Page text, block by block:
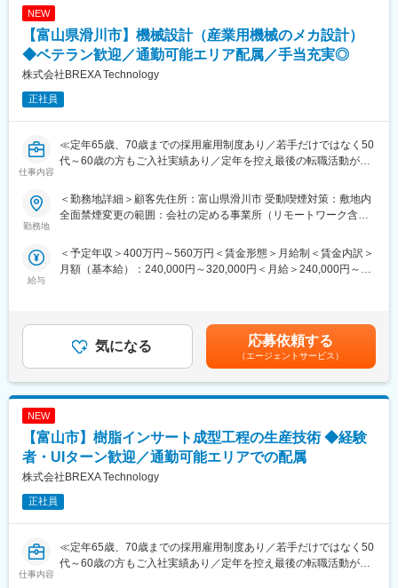
■月残業20時間程度：
当社から配属の企業様については残業が多くなる企業様が少な
く、特別な取り組みをすることなく過度な残業が発生をしない状
況となっています。
また過度な残業は発生の場合は、案件担当の営業から法人顧客に
対して、残業改善の是正対応も行っています。
■スキルUPで給与もUP：
スキルを上げてより難易度の高いプロジェクトへ配属をされる事
エンジニアにとっては非常分かり易い制度です。
■当社だからこそ実現できるエンジニアとしての未来がある：
＜お取引社数3,900社＞
同業他社と比較をしても圧倒的なお取引社数を誇る当社。
当社独占のプロジェクトも多数あり、当社だからこそ挑戦できる
仕事があります。
同業他社では希望する仕事があっても、会社の都合で挑戦できな
いという事も転職理由の1つです。
す。
エンジニアの遣り甲斐を大切にする当社だからこその取り組みで
■月残業20時間程度：
また過度な残業は発生の場合は、案件担当の営業から法人顧客に
対して、残業改善の是正対応も行っています。
■スキルUPで給与もUP：
スキルを上げてより難易度の高いプロジェクトへ配属をされる事
定性的な評価のみではなく、スキルを磨くことが給与UPに繋がる
エンジニアにとっては非常分かり易い制度です。
変更の範囲：会社の定める業務
NEW
【富山県滑川市】機械設計（産業用機械のメカ設計）
◆ベテラン歓迎／通勤可能エリア配属／手当充実◎
株式会社BREXA Technology
正社員
仕事内容
≪定年65歳、70歳までの採用雇用制度あり／若手だけではなく50
代～60歳の方もご入社実績あり／定年を控え最後の転職活動がし
方歓迎≫
ていただきます。
自動化装置の構造設計、部品選定、レイアウト設計
3DCAD（SolidWorks等）を用いた設計業務
◇AMR（自律移動ロボット）などの移動装置の設計
モーター・センサー・駆動系の構成設計
安全性・耐久性・省スペース化を考慮した設計提案
高圧水を利用した独自技術を活かした装置設計
◇顧客ニーズに応じたカスタマイズ設計
営業・製造部門との連携による仕様調整・技術支援
顧客との打ち合わせへの同行
試作・テスト・改善提案
上記業務の中で本人の経験や適性を鑑みながら業務をお任せ致し
■当社だからこそ実現できるエンジニアとしての未来がある：
勤務地
＜勤務地詳細＞顧客先住所：富山県滑川市 受動喫煙対策：敷地内
全面禁煙変更の範囲：会社の定める事業所（リモートワーク含
給与
＜予定年収＞400万円～560万円＜賃金形態＞月給制＜賃金内訳＞
月額（基本給）：240,000円～320,000円＜月給＞240,000円～
年目 年収550～570万円20年目 年収1000万円超※金額はあくま
でも目安です。賃金はあくまでも目安の金額であり、選考を通じ
て上下する可能性があります。月給(月額)は固定手当を含めた表記
です。
気になる 応募依頼する
（エージェントサービス）
NEW
【富山市】樹脂インサート成型工程の生産技術 ◆経験
者・UIターン歓迎／通勤可能エリアでの配属
株式会社BREXA Technology
正社員
仕事内容
≪定年65歳、70歳までの採用雇用制度あり／若手だけではなく50
代～60歳の方もご入社実績あり／定年を控え最後の転職活動がし